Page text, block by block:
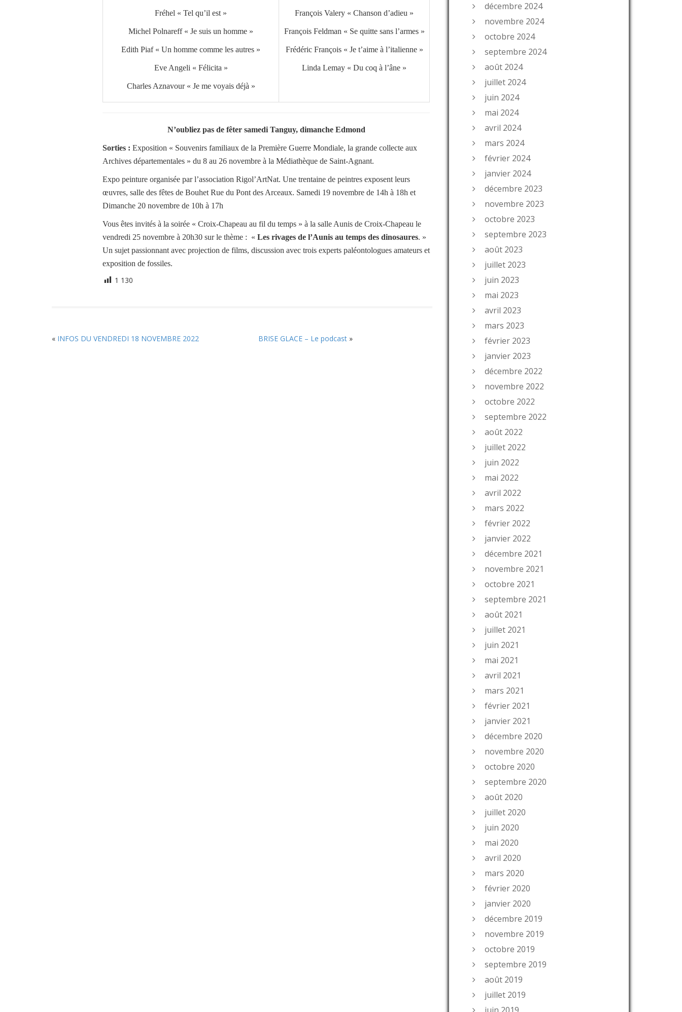
Fréhel « Tel qu’il est »
Michel Polnareff « Je suis un homme »
Edith Piaf « Un homme comme les autres »
Eve Angeli « Félicita »
Charles Aznavour « Je me voyais déjà »
François Valery « Chanson d’adieu »
François Feldman « Se quitte sans l’armes »
Frédéric François « Je t’aime à l’italienne »
Linda Lemay « Du coq à l’âne »
N’oubliez pas de fêter samedi Tanguy, dimanche Edmond
Sorties : Exposition « Souvenirs familiaux de la Première Guerre Mondiale, la grande collecte aux
Archives départementales » du 8 au 26 novembre à la Médiathèque de Saint-Agnant.
Expo peinture organisée par l’association Rigol’ArtNat. Une trentaine de peintres exposent leurs
œuvres, salle des fêtes de Bouhet Rue du Pont des Arceaux. Samedi 19 novembre de 14h à 18h et
Dimanche 20 novembre de 10h à 17h
Vous êtes invités à la soirée « Croix-Chapeau au fil du temps » à la salle Aunis de Croix-Chapeau le
vendredi 25 novembre à 20h30 sur le thème : « Les rivages de l’Aunis au temps des dinosaures. »
Un sujet passionnant avec projection de films, discussion avec trois experts paléontologues amateurs et
exposition de fossiles.
1 130
« INFOS DU VENDREDI 18 NOVEMBRE 2022 BRISE GLACE – Le podcast»
décembre 2024
novembre 2024
octobre 2024
septembre 2024
août 2024
juillet 2024
juin 2024
mai 2024
avril 2024
mars 2024
février 2024
janvier 2024
décembre 2023
novembre 2023
octobre 2023
septembre 2023
août 2023
juillet 2023
juin 2023
mai 2023
avril 2023
mars 2023
février 2023
janvier 2023
décembre 2022
novembre 2022
octobre 2022
septembre 2022
août 2022
juillet 2022
juin 2022
mai 2022
avril 2022
mars 2022
février 2022
janvier 2022
décembre 2021
novembre 2021
octobre 2021
septembre 2021
août 2021
juillet 2021
juin 2021
mai 2021
avril 2021
mars 2021
février 2021
janvier 2021
décembre 2020
novembre 2020
octobre 2020
septembre 2020
août 2020
juillet 2020
juin 2020
mai 2020
avril 2020
mars 2020
février 2020
janvier 2020
décembre 2019
novembre 2019
octobre 2019
septembre 2019
août 2019
juillet 2019